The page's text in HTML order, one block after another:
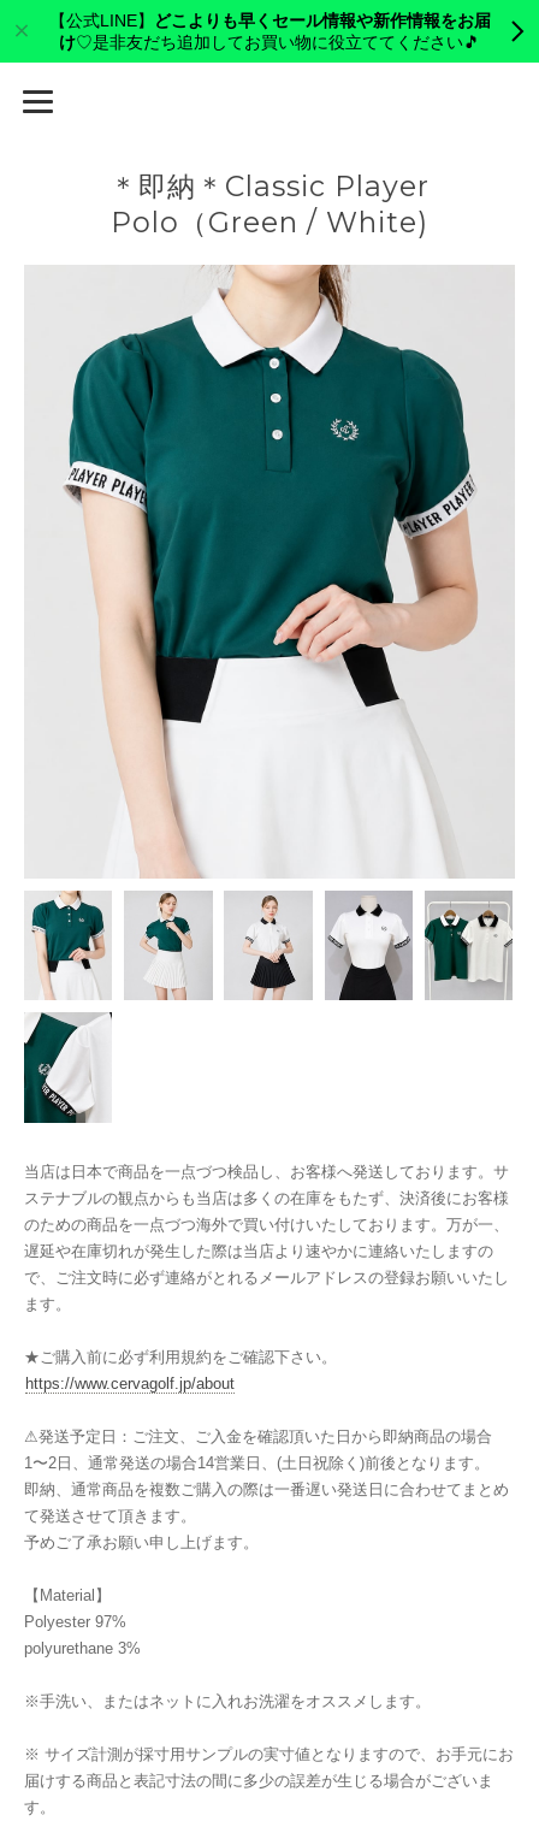
【公式LINE】
どこよりも早くセール情報や新作情報をお届
け♡是非友だち追加してお買い物に役立ててください🎵
＊即納＊Classic Player
Polo（Green / White)
当店は日本で商品を一点づつ検品し、お客様へ発送しております。サ
ステナブルの観点からも当店は多くの在庫をもたず、決済後にお客様
のための商品を一点づつ海外で買い付けいたしております。万が一、
遅延や在庫切れが発生した際は当店より速やかに連絡いたしますの
で、ご注文時に必ず連絡がとれるメールアドレスの登録お願いいたし
ます。
★ご購入前に必ず利用規約をご確認下さい。
https://www.cervagolf.jp/about
⚠︎発送予定日：ご注文、ご入金を確認頂いた日から即納商品の場合
1〜2日、通常発送の場合14営業日、(土日祝除く)前後となります。
即納、通常商品を複数ご購入の際は一番遅い発送日に合わせてまとめ
て発送させて頂きます。
予めご了承お願い申し上げます。
【Material】
Polyester 97%
polyurethane 3%
※手洗い、またはネットに入れお洗濯をオススメします。
※ サイズ計測が採寸用サンプルの実寸値となりますので、お手元にお
届けする商品と表記寸法の間に多少の誤差が生じる場合がございま
す。